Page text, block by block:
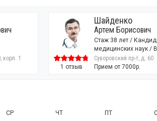
1
1 отзыв
Шайденко
Артем Борисович
Стаж 38 лет /
медицинских наук /
категории
Суворовский пр-т, д. 60
Прием от 7000р.
СР ЧТ ПТ